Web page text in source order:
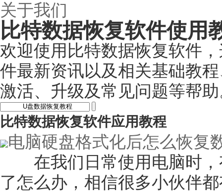
关于我们
比特数据恢复软件使用
欢迎使用比特数据恢复软件
件最新资讯以及相关基础教
激活、升级及常见问题等帮
比特数据恢复软件应用教程
电脑硬盘格式化后怎么恢复
在我们日常使用电脑时，
了怎么办，相信很多小伙伴